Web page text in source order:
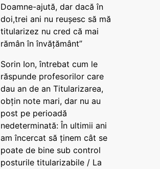
Doamne-ajută, dar dacă în
doi,trei ani nu reușesc să mă
titularizez nu cred că mai
rămân în învățământ”
Sorin Ion, întrebat cum le
răspunde profesorilor care
dau an de an Titularizarea,
obțin note mari, dar nu au
post pe perioadă
nedeterminată: În ultimii ani
am încercat să ținem cât se
poate de bine sub control
posturile titularizabile / La